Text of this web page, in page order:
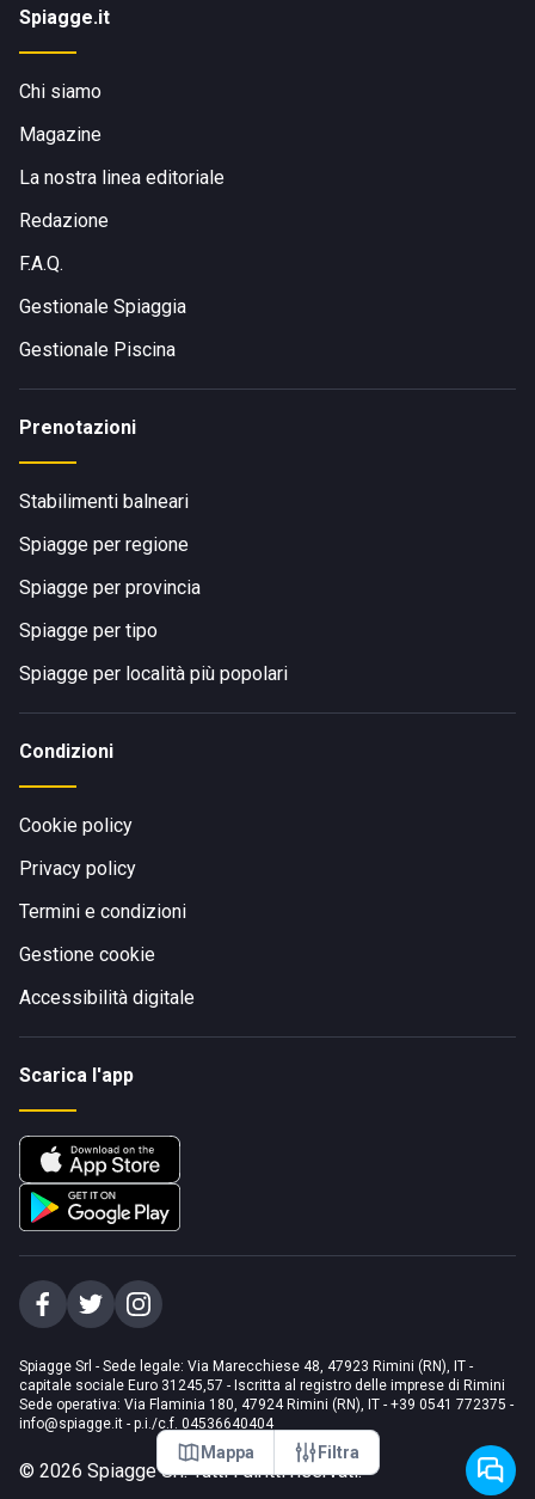
Mappa Filtra
Spiagge.it
Chi siamo
Magazine
La nostra linea editoriale
Redazione
F.A.Q.
Gestionale Spiaggia
Gestionale Piscina
Prenotazioni
Stabilimenti balneari
Spiagge per regione
Spiagge per provincia
Spiagge per tipo
Spiagge per località più popolari
Condizioni
Cookie policy
Privacy policy
Termini e condizioni
Gestione cookie
Accessibilità digitale
Scarica l'app
Spiagge Srl - Sede legale: Via Marecchiese 48, 47923 Rimini (RN), IT -
capitale sociale Euro 31245,57 - Iscritta al registro delle imprese di Rimini
Sede operativa: Via Flaminia 180, 47924 Rimini (RN), IT - +39 0541 772375 -
info@spiagge.it - p.i./c.f. 04536640404
© 2026 Spiagge Srl. Tutti i diritti riservati.